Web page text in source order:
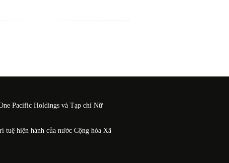
Pacific Holdings và Tạp chí Nữ
tuệ hiện hành của nước Cộng hòa Xã